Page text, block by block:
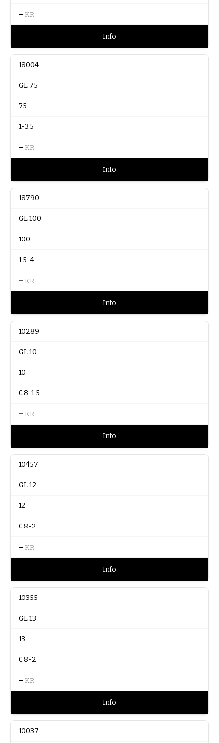
– KR
Info
18004
GL 75
75
1-3.5
– KR
Info
18790
GL 100
100
1.5-4
– KR
Info
10289
GL 10
10
0.8-1.5
– KR
Info
10457
GL 12
12
0.8-2
– KR
Info
10355
GL 13
13
0.8-2
– KR
Info
10037